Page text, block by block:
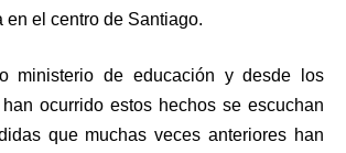
en el centro de Santiago.
ministerio de educación y desde los
ocurrido estos hechos se escuchan
que muchas veces anteriores han